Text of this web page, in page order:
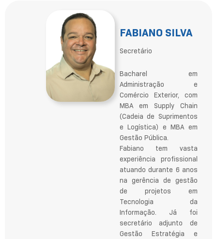
FABIANO SILVA
Secretário
Bacharel em
Administração e
Comércio Exterior, com
MBA em Supply Chain
(Cadeia de Suprimentos
e Logística) e MBA em
Gestão Pública.
Fabiano tem vasta
experiência profissional
atuando durante 6 anos
na gerência de gestão
de projetos em
Tecnologia da
Informação. Já foi
secretário adjunto de
Gestão Estratégia e